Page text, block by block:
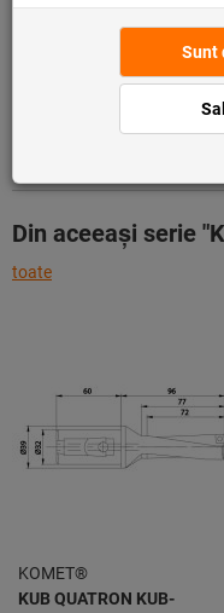
Detalii despre
Din aceeași serie
toate
KOMET®
KUB QUATRON KUB-